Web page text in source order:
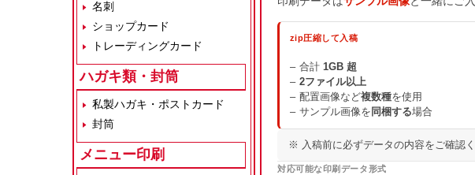
zip圧縮して入稿
合計 1GB 超
2ファイル以上
配置画像など複数種を使用
サンプル画像を 同梱する場合
※ 入稿前に必ずデータの内容をご確認く
対応可能な印刷データ形式
名刺
ショップカード
トレーディングカード
ハガキ類・封筒
私製ハガキ・ポストカード
封筒
メニュー印刷